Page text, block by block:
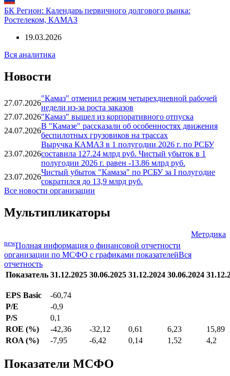
БК Регион: Календарь первичного долгового рынка:
Ростелеком, КАМАЗ
19.03.2026
Вся аналитика
Новости
27.07.2026
"Камаз" отменил режим четырехдневной рабочей
недели из-за роста заказов
27.07.2026"Камаз" вышел из корпоративного отпуска
24.07.2026
В "Камазе" рассказали об особенностях движения
беспилотных грузовиков на трассах
23.07.2026
Выручка КАМАЗ в 1 полугодии 2026 г. по РСБУ
составила 127.24 млрд руб. Чистый убыток в 1
полугодии 2026 г. равен -13.86 млрд руб.
23.07.2026
Чистый убыток "Камаза" по РСБУ за I полугодие
сократился до 13,9 млрд руб.
Все новости организации
Мультипликаторы
Методика
newПолная информация о финансовой отчетности
организации по МСФО с графиками показателейВся
отчетность
Показатель 31.12.2025 30.06.2025 31.12.2024 30.06.2024
EPS Basic
-60,74
P/E
-0,9
P/S
0,1
ROE (%)
-42,36 -32,12 0,61 6,23
15,89
ROA (%)
-7,95 -6,42 0,14 1,52 4,2
Показатели МСФО